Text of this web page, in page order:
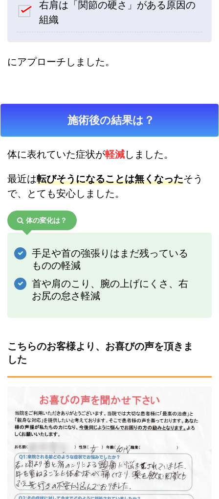
右肩は「関節の硬さ」がある原因の
組織
にアプローチしました。
施術後の結果は？
体に表れていた症状が軽減しました。
最近は転びそうになることは無くなったそう
で、とても安心しました。
体の変化は？
手足や首の強張りはまだ残っている
ものの軽減
首や肩のこり、腕の上げにくさ、右
お尻の怠さ軽減
こちらのお客様より、お喜びの声を頂きま
した